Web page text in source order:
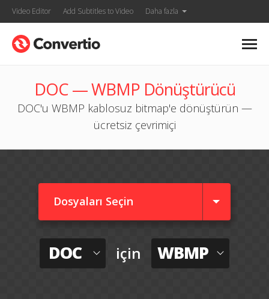
Video Editor Add Subtitles to Video Daha fazla
DOC — WBMP Dönüştürücü
DOC'u WBMP kablosuz bitmap'e dönüştürün —
ücretsiz çevrimiçi
Dosyaları Seçin
DOC için WBMP